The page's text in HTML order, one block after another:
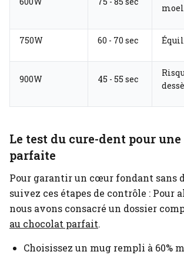
750W 60 - 70 sec
900W 45 - 55 sec
Le test du cure-dent pour
parfaite
Pour garantir un cœur fondant sans
suivez ces étapes de contrôle : Pour
nous avons consacré un dossier
au chocolat parfait.
Choisissez un mug rempli à 60%